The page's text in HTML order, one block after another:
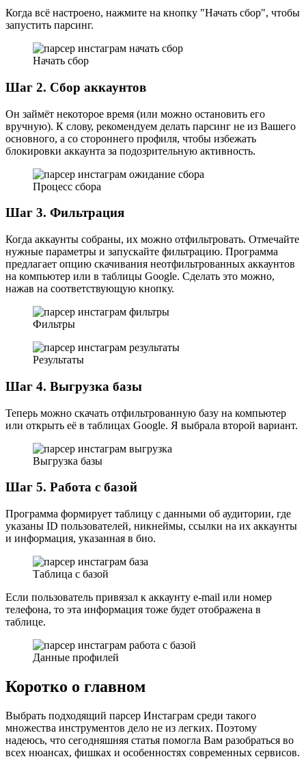
Когда всё настроено, нажмите на кнопку "Начать сбор", чтобы
запустить парсинг.
Начать сбор
Шаг 2. Сбор аккаунтов
Он займёт некоторое время (или можно остановить его
вручную). К слову, рекомендуем делать парсинг не из Вашего
основного, а со стороннего профиля, чтобы избежать
блокировки аккаунта за подозрительную активность.
Процесс сбора
Шаг 3. Фильтрация
Когда аккаунты собраны, их можно отфильтровать. Отмечайте
нужные параметры и запускайте фильтрацию. Программа
предлагает опцию скачивания неотфильтрованных аккаунтов
на компьютер или в таблицы Google. Сделать это можно,
нажав на соответствующую кнопку.
Фильтры
Результаты
Шаг 4. Выгрузка базы
Теперь можно скачать отфильтрованную базу на компьютер
или открыть её в таблицах Google. Я выбрала второй вариант.
Выгрузка базы
Шаг 5. Работа с базой
Программа формирует таблицу с данными об аудитории, где
указаны ID пользователей, никнеймы, ссылки на их аккаунты
и информация, указанная в био.
Таблица с базой
Если пользователь привязал к аккаунту e-mail или номер
телефона, то эта информация тоже будет отображена в
таблице.
Данные профилей
Коротко о главном
Выбрать подходящий парсер Инстаграм среди такого
множества инструментов дело не из легких. Поэтому
надеюсь, что сегодняшняя статья помогла Вам разобраться во
всех нюансах, фишках и особенностях современных сервисов.